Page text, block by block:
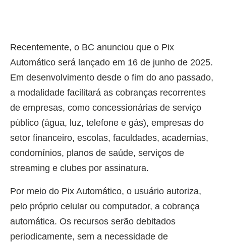
Recentemente, o BC anunciou que o Pix
Automático será lançado em 16 de junho de 2025.
Em desenvolvimento desde o fim do ano passado,
a modalidade facilitará as cobranças recorrentes
de empresas, como concessionárias de serviço
público (água, luz, telefone e gás), empresas do
setor financeiro, escolas, faculdades, academias,
condomínios, planos de saúde, serviços de
streaming e clubes por assinatura.
Por meio do Pix Automático, o usuário autoriza,
pelo próprio celular ou computador, a cobrança
automática. Os recursos serão debitados
periodicamente, sem a necessidade de